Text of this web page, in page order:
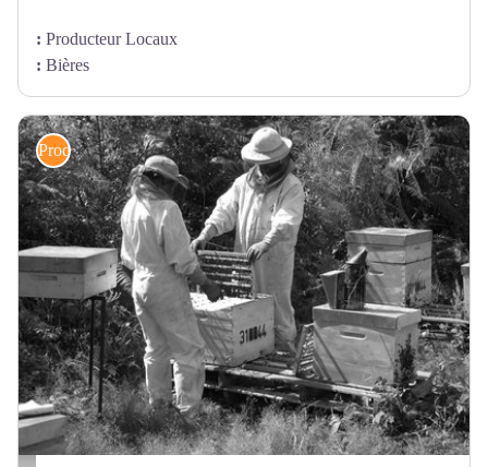
: Producteur Locaux
: Bières
Produits locaux